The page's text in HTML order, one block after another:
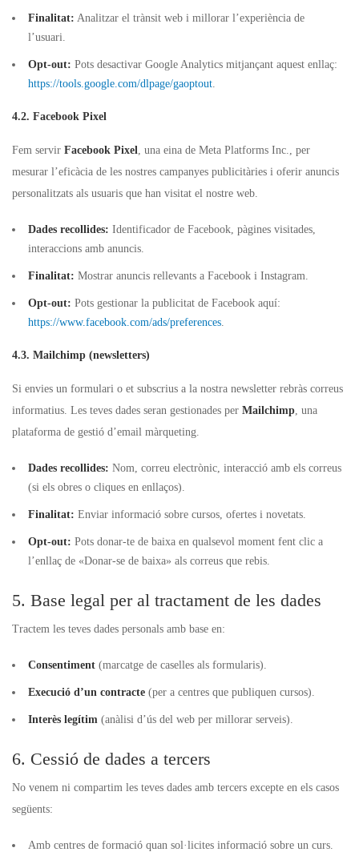
Finalitat: Analitzar el trànsit web i millorar l’experiència de
l’usuari.
Opt-out: Pots desactivar Google Analytics mitjançant aquest enllaç:
https://tools.google.com/dlpage/gaoptout.
4.2. Facebook Pixel
Fem servir Facebook Pixel, una eina de Meta Platforms Inc., per
mesurar l’eficàcia de les nostres campanyes publicitàries i oferir anuncis
personalitzats als usuaris que han visitat el nostre web.
Dades recollides: Identificador de Facebook, pàgines visitades,
interaccions amb anuncis.
Finalitat: Mostrar anuncis rellevants a Facebook i Instagram.
Opt-out: Pots gestionar la publicitat de Facebook aquí:
https://www.facebook.com/ads/preferences.
4.3. Mailchimp (newsletters)
Si envies un formulari o et subscrius a la nostra newsletter rebràs correus
informatius. Les teves dades seran gestionades per Mailchimp, una
plataforma de gestió d’email màrqueting.
Dades recollides: Nom, correu electrònic, interacció amb els correus
(si els obres o cliques en enllaços).
Finalitat: Enviar informació sobre cursos, ofertes i novetats.
Opt-out: Pots donar-te de baixa en qualsevol moment fent clic a
l’enllaç de «Donar-se de baixa» als correus que rebis.
5. Base legal per al tractament de les dades
Tractem les teves dades personals amb base en:
Consentiment (marcatge de caselles als formularis).
Execució d’un contracte (per a centres que publiquen cursos).
Interès legítim (anàlisi d’ús del web per millorar serveis).
6. Cessió de dades a tercers
No venem ni compartim les teves dades amb tercers excepte en els casos
següents:
Amb centres de formació quan sol·licites informació sobre un curs.